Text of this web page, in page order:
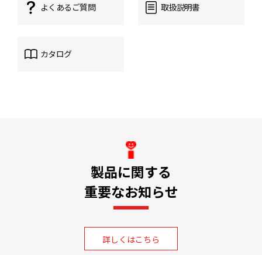
よくあるご質問 取扱説明書
カタログ
製品に関する
重要なお知らせ
詳しくはこちら